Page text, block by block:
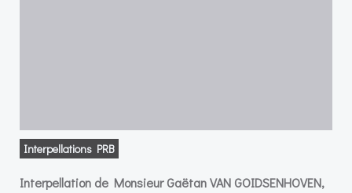
Interpellations PRB
Interpellation de Monsieur Gaëtan VAN GOIDSENHOVEN,